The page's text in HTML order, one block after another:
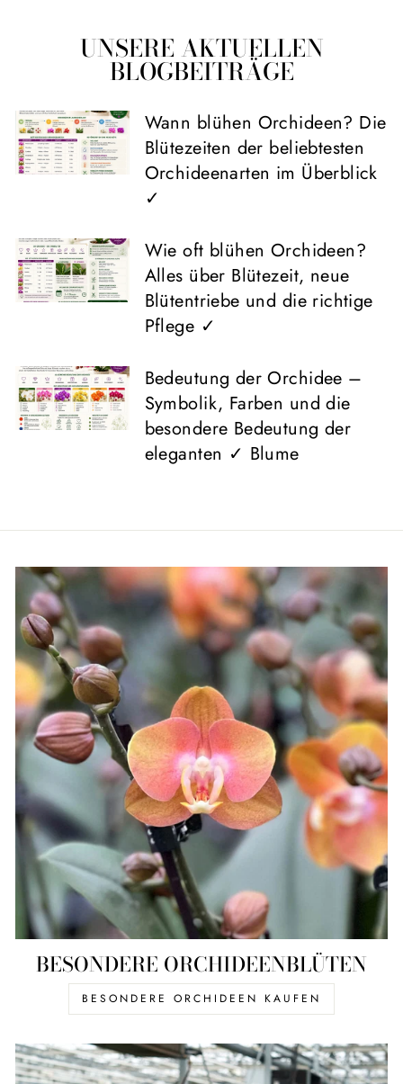
UNSERE AKTUELLEN
BLOGBEITRÄGE
Wann blühen Orchideen? Die
Blütezeiten der beliebtesten
Orchideenarten im Überblick
✓
Wie oft blühen Orchideen?
Alles über Blütezeit, neue
Blütentriebe und die richtige
Pflege ✓
Bedeutung der Orchidee –
Symbolik, Farben und die
besondere Bedeutung der
eleganten ✓ Blume
BESONDERE ORCHIDEENBLÜTEN
BESONDERE ORCHIDEEN KAUFEN